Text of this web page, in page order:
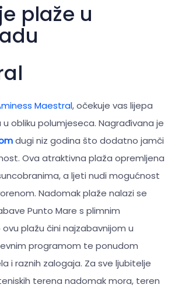
plaže u
Maestral, očekuje vas lijepa
obliku polumjeseca. Nagrađivana je
dugi niz godina što dodatno jamči
Ova atraktivna plaža opremljena
a ljeti nudi mogućnost
Nadomak plaže nalazi se
Punto Mare s plimnim
plažu čini najzabavnijom u
programom te ponudom
i raznih zalogaja. Za sve ljubitelje
terena nadomak mora, teren